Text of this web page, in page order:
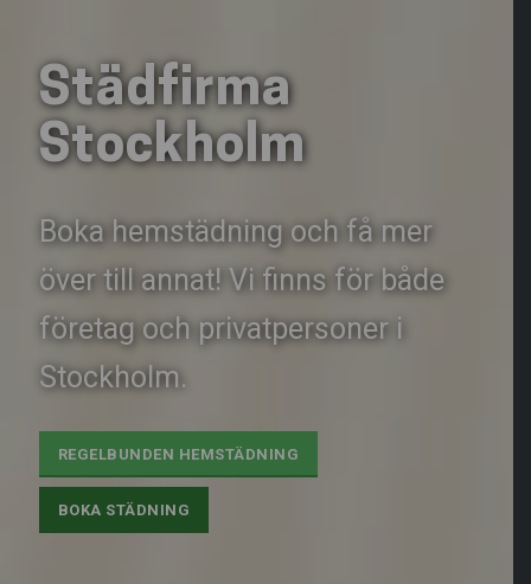
Städfirma
Stockholm
Boka hemstädning och få mer
över till annat! Vi finns för både
företag och privatpersoner i
Stockholm.
REGELBUNDEN HEMSTÄDNING
BOKA STÄDNING